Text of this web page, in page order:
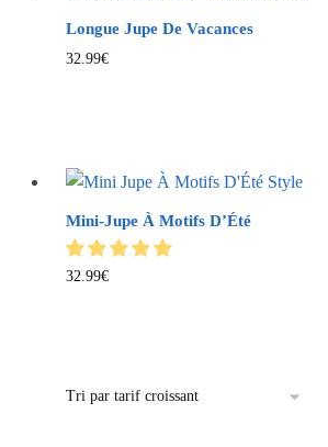
Longue Jupe De Vacances
32.99€
Mini-Jupe À Motifs D’Été
32.99€